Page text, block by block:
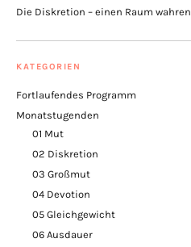
Die Diskretion – einen Raum wahren
KATEGORIEN
Fortlaufendes Programm
Monatstugenden
01 Mut
02 Diskretion
03 Großmut
04 Devotion
05 Gleichgewicht
06 Ausdauer